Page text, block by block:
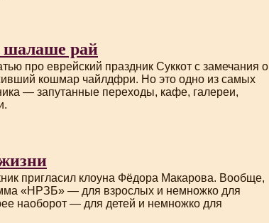
рай
про еврейский праздник Суккот с замечания о
кошмар чайлдфри. Но это одно из самых
— запутанные переходы, кафе, галереи,
пригласил клоуна Фёдора Макарова. Вообще,
«НРЗБ» — для взрослых и немножко для
наоборот — для детей и немножко для